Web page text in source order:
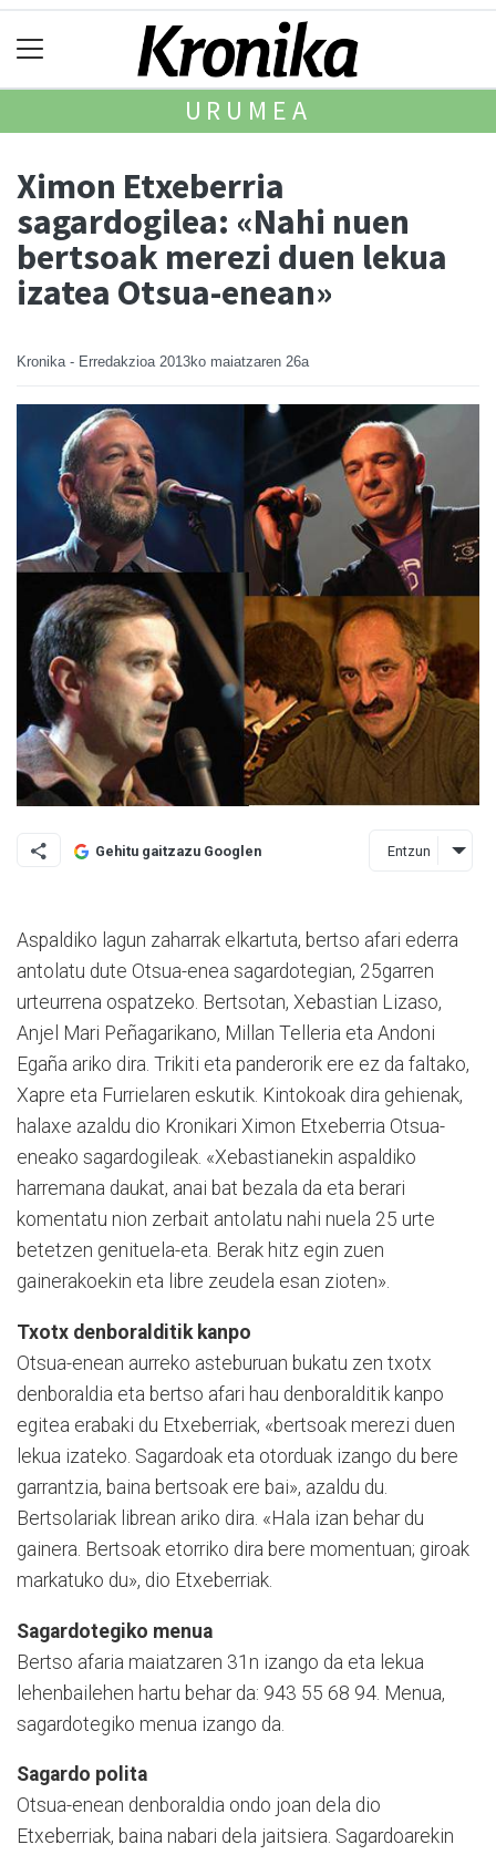
URUMEA
Ximon Etxeberria
sagardogilea: «Nahi nuen
bertsoak merezi duen lekua
izatea Otsua-enean»
Kronika - Erredakzioa 2013ko maiatzaren 26a
Gehitu gaitzazu Googlen Entzun
Aspaldiko lagun zaharrak el­kartuta, bertso afari ederra
an­tolatu dute Otsua-enea sa­gar­dotegian, 25garren
urteurrena ospatzeko. Bertsotan, Xe­bas­tian Lizaso,
Anjel Mari Peña­ga­rikano, Millan Telleria eta An­doni
Egaña ariko dira. Trikiti eta panderorik ere ez da faltako,
Xapre eta Furrie­laren eskutik. Kintokoak dira gehienak,
halaxe azaldu dio Kro­ni­kari Ximon Etxeberria Otsua-
eneako sagardogileak. «Xebas­tia­nekin aspaldiko
harremana daukat, anai bat bezala da eta berari
komentatu nion zerbait antolatu nahi nuela 25 urte
betetzen genituela-eta. Berak hitz egin zuen
gainerakoekin eta libre zeudela esan zioten».
Txotx denboralditik kanpo
Otsua-enean aurreko asteburuan bukatu zen txotx
denboraldia eta bertso afari hau denboralditik kanpo
egitea erabaki du Etxeberriak, «bertsoak merezi duen
lekua izateko. Sagardoak eta otorduak izango du bere
garrantzia, baina bertsoak ere bai», azaldu du.
Bertsolariak librean ariko dira. «Hala izan behar du
gainera. Bertsoak etorriko dira bere momentuan; giroak
markatuko du», dio Etxeberriak.
Sagardotegiko menua
Bertso afaria maiatzaren 31n izango da eta lekua
lehenbailehen hartu behar da: 943 55 68 94. Menua,
sagardotegiko menua izango da.
Sagardo polita
Otsua-enean denboraldia on­do joan dela dio
Etxeberriak, baina nabari dela jaitsiera. Sagardoa­rekin